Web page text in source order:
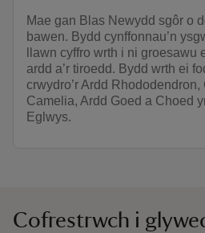
Mae gan Blas Newydd sgôr o
bawen. Bydd cynffonnau’n
llawn cyffro wrth i ni groesawu
ardd a’r tiroedd. Bydd wrth ei
crwydro’r Ardd Rhododendron,
Camelia, Ardd Goed a Choed
Eglwys.
Cofrestrwch i